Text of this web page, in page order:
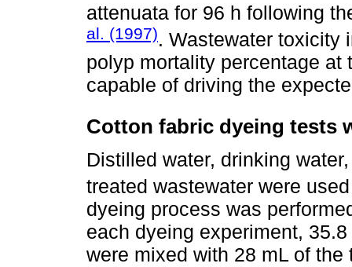
attenuata for 96 h following
al. (1997). Wastewater toxicity
polyp mortality percentage
capable of driving the
Cotton fabric dyeing tests
Distilled water, drinking
treated wastewater were
dyeing process was
each dyeing experiment,
were mixed with 28 mL of